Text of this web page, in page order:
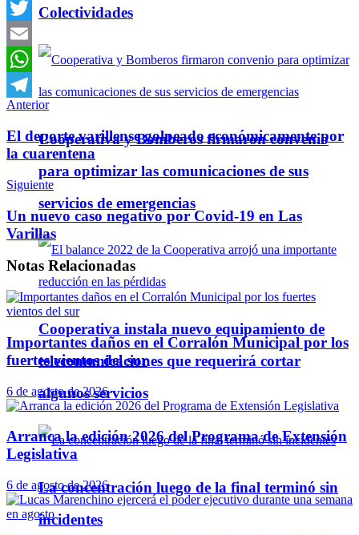
Colectividades
Cooperativa y Bomberos firmaron convenio
para optimizar las comunicaciones de sus
servicios de emergencias
Cooperativa instala nuevo equipamiento de
telecomunicaciones que requerirá cortar
algunos servicios
La concentración luego de la final terminó sin
incidentes
Facebook
Twitter
Email
WhatsApp
Telegram
Anterior
El deporte varillense golpeado económicamente por
la cuarentena
Siguiente
Un nuevo caso negativo por Covid-19 en Las
Varillas
Notas Relacionadas
Importantes daños en el Corralón Municipal por los
fuertes vientos del sur
6 de agosto de 2026
Arranca la edición 2026 del Programa de Extensión
Legislativa
6 de agosto de 2026